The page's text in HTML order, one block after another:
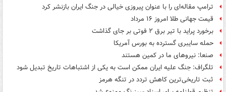
ترامپ مقاله‌ای را با عنوان پیروزی خیالی در جنگ ایران بازنشر کرد
قیمت جهانی طلا امروز ۱۶ مرداد
برخورد پراید با تیر برق ۲ فوتی بر جای گذاشت
حمله سایبری گسترده به بورس آمریکا
صنعا: نیروهای ما در کمین‌ هستند
تلگراف: جنگ علیه ایران ممکن است به یکی از اشتباهات تاریخ تبدیل شود
ثبت تاریخی‌ترین کاهش تردد در تنگه هرمز